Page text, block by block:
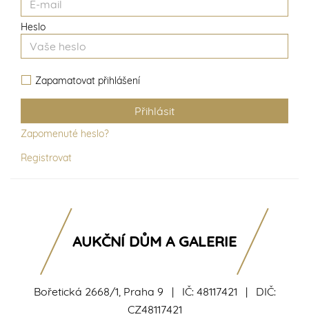
Heslo
Zapamatovat přihlášení
Zapomenuté heslo?
Registrovat
Bořetická 2668/1, Praha 9 | IČ: 48117421 | DIČ:
CZ48117421
AUKČNÍ DŮM A GALERIE